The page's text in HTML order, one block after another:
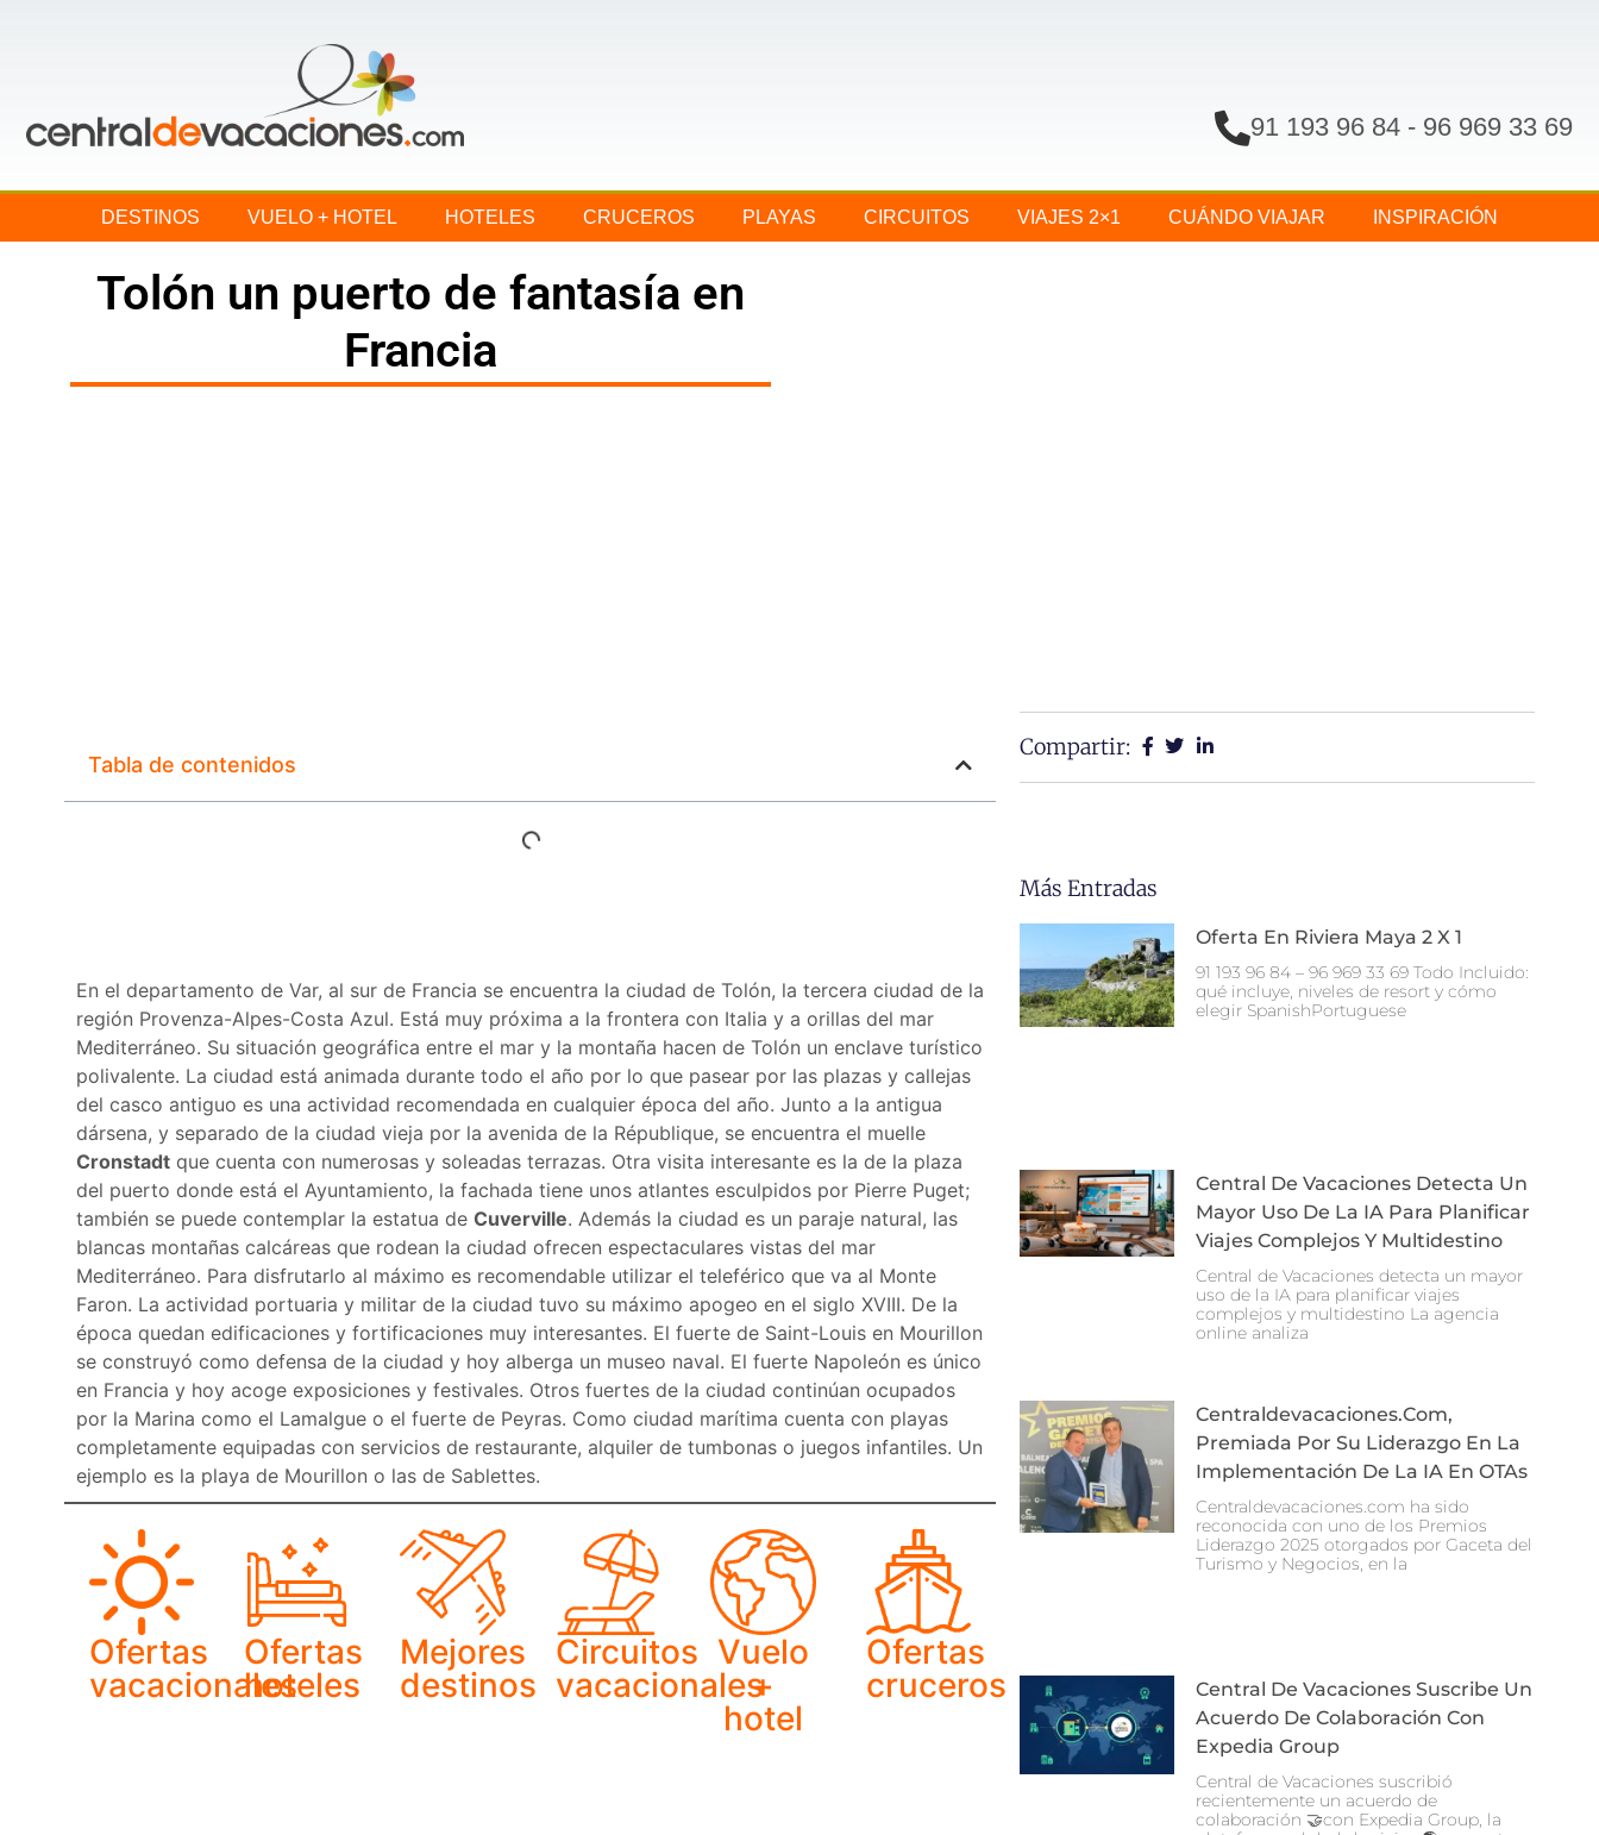
91 193 96 84- 96 969 33 69
DESTINOS VUELO + HOTEL HOTELES CRUCEROS PLAYAS CIRCUITOS VIAJES 2×1 CUÁNDO VIAJAR INSPIRACIÓN
Tolón un puerto de fantasía en
Francia
Tabla de contenidos
En el departamento de Var, al sur de Francia se encuentra la ciudad de Tolón, la tercera ciudad de la
región Provenza-Alpes-Costa Azul. Está muy próxima a la frontera con Italia y a orillas del mar
Mediterráneo. Su situación geográfica entre el mar y la montaña hacen de Tolón un enclave turístico
polivalente. La ciudad está animada durante todo el año por lo que pasear por las plazas y callejas
del casco antiguo es una actividad recomendada en cualquier época del año. Junto a la antigua
dársena, y separado de la ciudad vieja por la avenida de la République, se encuentra el muelle
Cronstadtque cuenta con numerosas y soleadas terrazas. Otra visita interesante es la de la plaza
del puerto donde está el Ayuntamiento, la fachada tiene unos atlantes esculpidos por Pierre Puget;
también se puede contemplar la estatua de Cuverville. Además la ciudad es un paraje natural, las
blancas montañas calcáreas que rodean la ciudad ofrecen espectaculares vistas del mar
Mediterráneo. Para disfrutarlo al máximo es recomendable utilizar el teleférico que va al Monte
Faron. La actividad portuaria y militar de la ciudad tuvo su máximo apogeo en el siglo XVIII. De la
época quedan edificaciones y fortificaciones muy interesantes. El fuerte de Saint-Louis en Mourillon
se construyó como defensa de la ciudad y hoy alberga un museo naval. El fuerte Napoleón es único
en Francia y hoy acoge exposiciones y festivales. Otros fuertes de la ciudad continúan ocupados
por la Marina como el Lamalgue o el fuerte de Peyras. Como ciudad marítima cuenta con playas
completamente equipadas con servicios de restaurante, alquiler de tumbonas o juegos infantiles. Un
ejemplo es la playa de Mourillon o las de Sablettes.
Ofertas
vacacionales
Ofertas
hoteles
Mejores
destinos
Circuitos
vacacionales
Vuelo
+
hotel
Ofertas
cruceros
Compartir:
Más Entradas
Oferta En Riviera Maya 2 X 1
91 193 96 84 – 96 969 33 69 Todo Incluido:
qué incluye, niveles de resort y cómo
elegir SpanishPortuguese
Central De Vacaciones Detecta Un
Mayor Uso De La IA Para Planificar
Viajes Complejos Y Multidestino
Central de Vacaciones detecta un mayor
uso de la IA para planificar viajes
complejos y multidestino La agencia
online analiza
Centraldevacaciones.com,
Premiada Por Su Liderazgo En La
Implementación De La IA En OTAs
Centraldevacaciones.com ha sido
reconocida con uno de los Premios
Liderazgo 2025 otorgados por Gaceta del
Turismo y Negocios, en la
Central De Vacaciones Suscribe Un
Acuerdo De Colaboración Con
Expedia Group
Central de Vacaciones suscribió
recientemente un acuerdo de
colaboración 🤝con Expedia Group, la